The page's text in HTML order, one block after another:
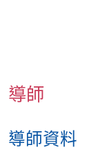
導師
導師資料